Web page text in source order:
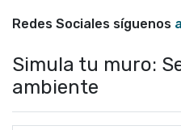
Redes Sociales síguenos
Simula tu muro:
ambiente